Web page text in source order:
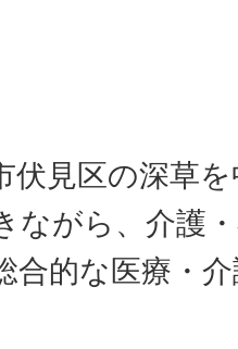
伏見区の深草
ながら、介護
合的な医療・